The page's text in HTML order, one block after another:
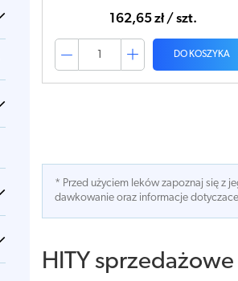
162,65 zł / szt.
DO KOSZYKA
* Przed użyciem leków zapoznaj się z
dawkowanie oraz informacje
HITY sprzedażowe